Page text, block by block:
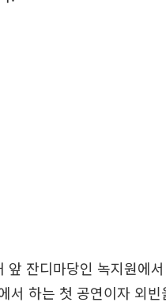
앞 잔디마당인 녹지원에
서 하는 첫 공연이자 외